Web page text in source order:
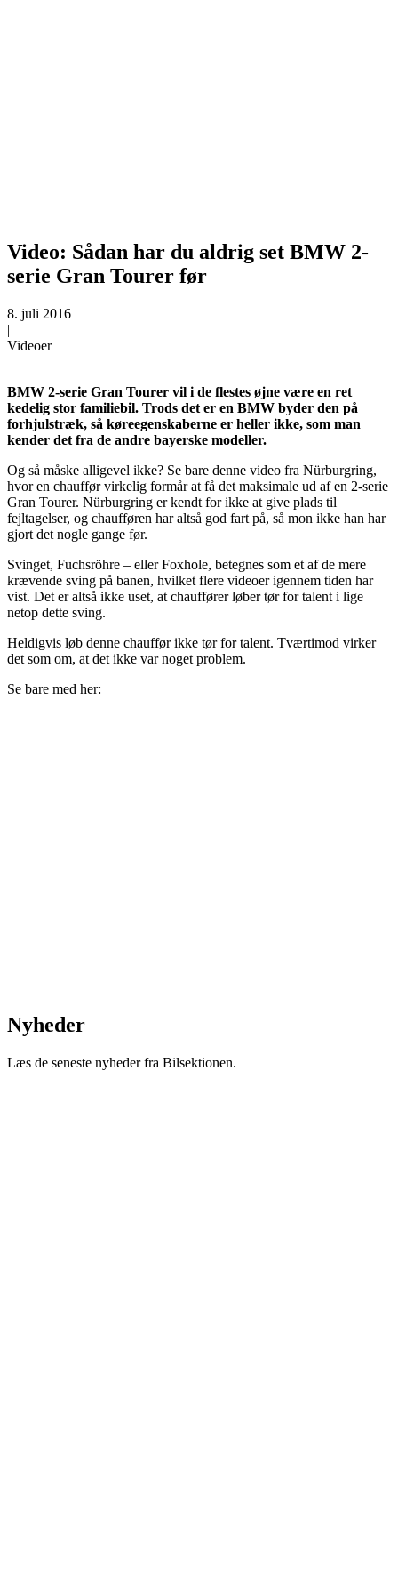
Video: Sådan har du aldrig set BMW 2-
serie Gran Tourer før
8. juli 2016
|
Videoer
BMW 2-serie Gran Tourer vil i de flestes øjne være en ret
kedelig stor familiebil. Trods det er en BMW byder den på
forhjulstræk, så køreegenskaberne er heller ikke, som man
kender det fra de andre bayerske modeller.
Og så måske alligevel ikke? Se bare denne video fra Nürburgring,
hvor en chauffør virkelig formår at få det maksimale ud af en 2-serie
Gran Tourer. Nürburgring er kendt for ikke at give plads til
fejltagelser, og chaufføren har altså god fart på, så mon ikke han har
gjort det nogle gange før.
Svinget, Fuchsröhre – eller Foxhole, betegnes som et af de mere
krævende sving på banen, hvilket flere videoer igennem tiden har
vist. Det er altså ikke uset, at chauffører løber tør for talent i lige
netop dette sving.
Heldigvis løb denne chauffør ikke tør for talent. Tværtimod virker
det som om, at det ikke var noget problem.
Se bare med her:
Nyheder
Læs de seneste nyheder fra Bilsektionen.